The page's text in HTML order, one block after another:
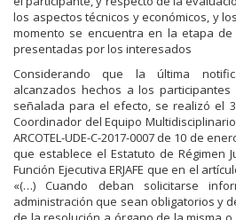
los aspectos técnicos y económicos, y
momento se encuentra en la etapa
presentadas por los interesados
Considerando que la última
alcanzados hechos a los
señalada para el efecto, se realizó el
Coordinador del Equipo
ARCOTEL-UDE-C-2017-0007 de 10 de
que establece el Estatuto de Régimen
Función Ejecutiva ERJAFE que en el
«(…) Cuando deban solicitarse
administración que sean obligatorios y